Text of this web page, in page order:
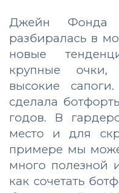
Джейн Фонда
разбиралась в
новые
крупные
высокие
сделала
годов. В
место и для
примере мы
много полезной
как сочетать